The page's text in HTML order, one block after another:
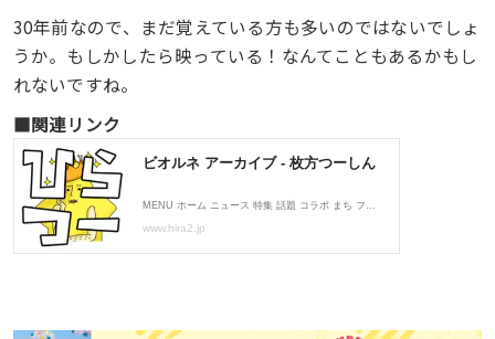
30年前なので、まだ覚えている方も多いのではないでしょ
うか。もしかしたら映っている！なんてこともあるかもし
れないですね。
■関連リンク